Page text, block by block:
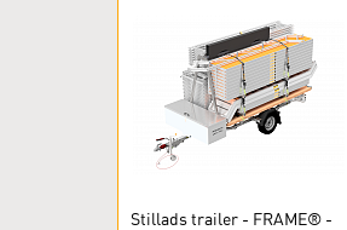
Stillads trailer - FRAME® -